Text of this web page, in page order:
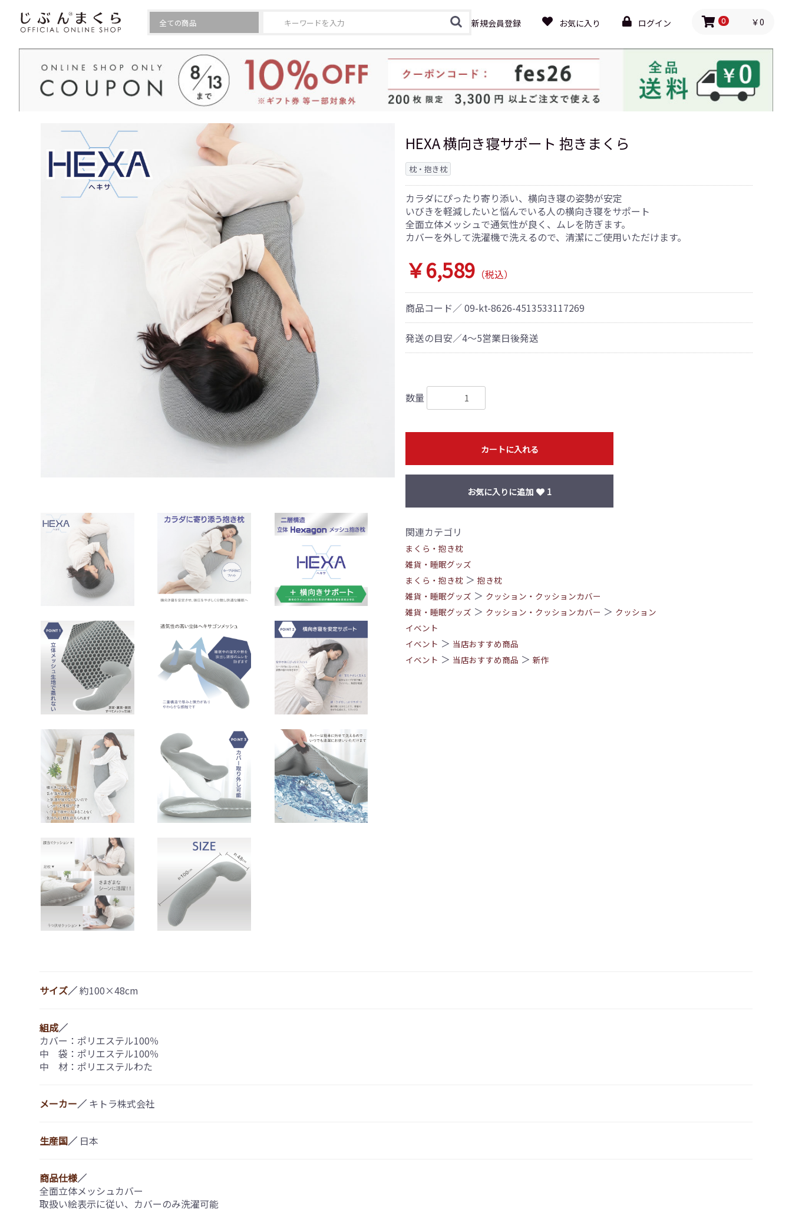
新規会員登録 お気に入り ログイン 0 ￥0
HEXA 横向き寝サポート 抱きまくら
枕・抱き枕
カラダにぴったり寄り添い、横向き寝の姿勢が安定
いびきを軽減したいと悩んでいる人の横向き寝をサポート
全面立体メッシュで通気性が良く、ムレを防ぎます。
カバーを外して洗濯機で洗えるので、清潔にご使用いただけます。
￥6,589 （税込）
商品コード／ 09-kt-8626-4513533117269
発送の目安／4～5営業日後発送
数量
カートに入れる
お気に入りに追加 1
関連カテゴリ
まくら・抱き枕
雑貨・睡眠グッズ
まくら・抱き枕 ＞ 抱き枕
雑貨・睡眠グッズ ＞ クッション・クッションカバー
雑貨・睡眠グッズ ＞ クッション・クッションカバー ＞ クッション
イベント
イベント ＞ 当店おすすめ商品
イベント ＞ 当店おすすめ商品 ＞ 新作
サイズ／約100×48cm
組成／
カバー：ポリエステル100％
中 袋：ポリエステル100％
中 材：ポリエステルわた
メーカー／ キトラ株式会社
生産国／ 日本
商品仕様／
全面立体メッシュカバー
取扱い絵表示に従い、カバーのみ洗濯可能